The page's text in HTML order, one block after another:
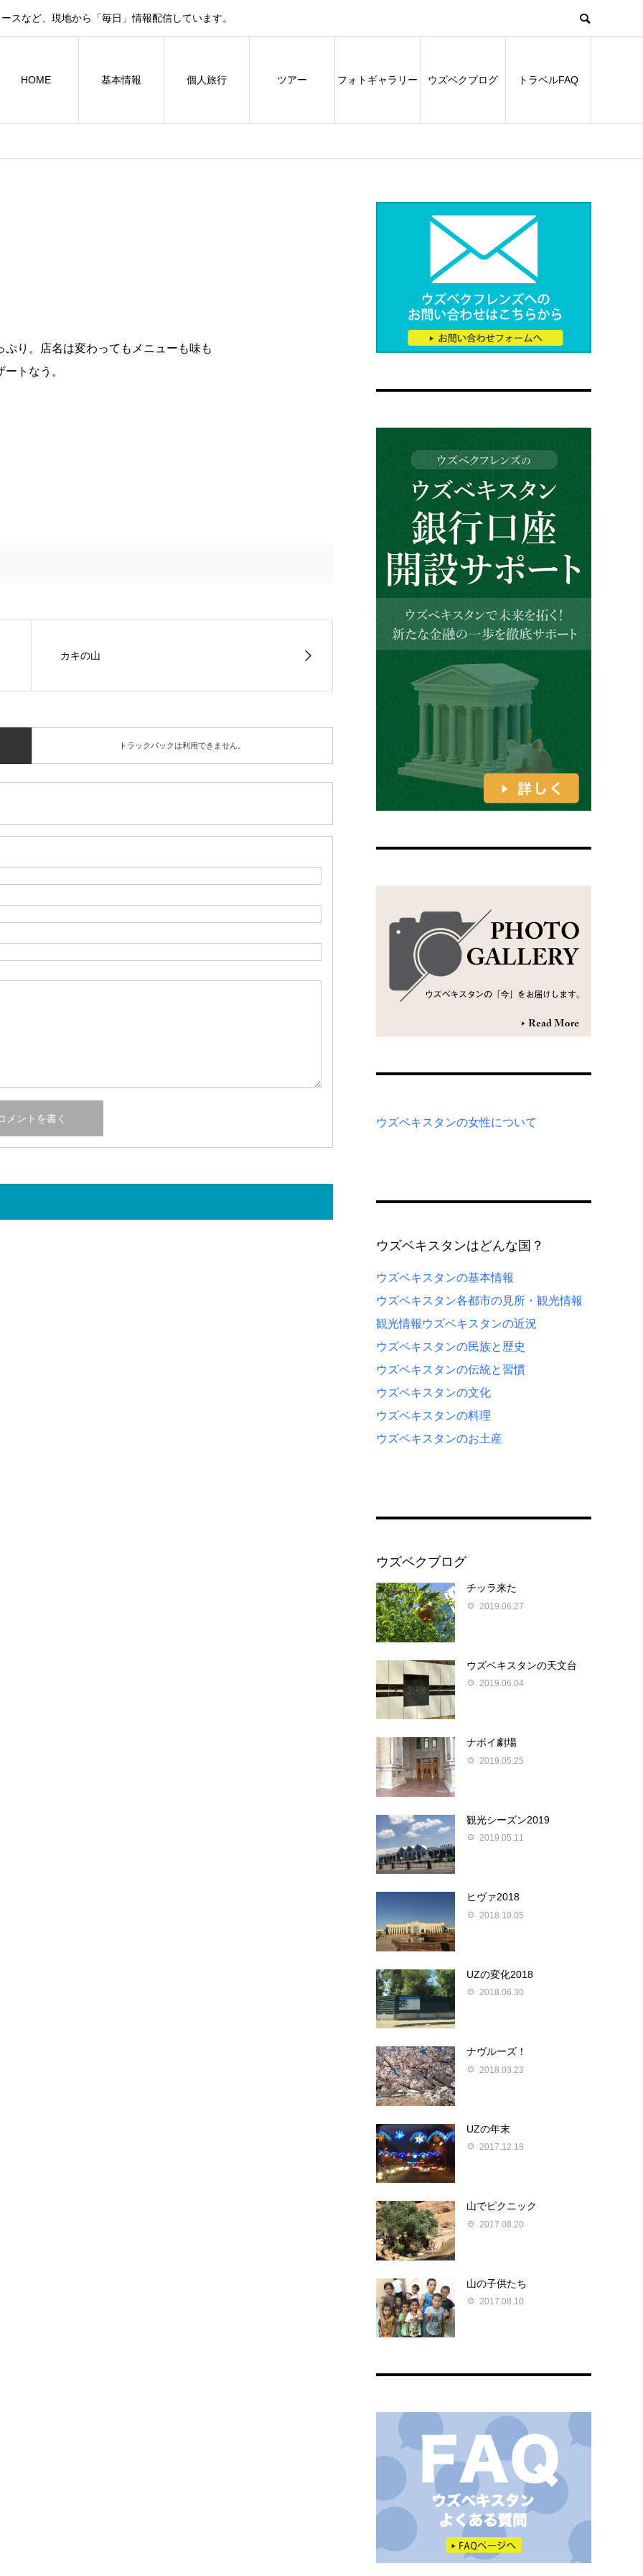
スなど、現地から「毎日」情報配信しています。
HOME 基本情報 個人旅行 ツアー フォトギャラリー ウズベクブログ トラベルFAQ
り。店名は変わってもメニューも味も
トなう。
カキの山
トラックバックは利用できません。
ウズベキスタンの女性について
ウズベキスタンはどんな国？
ウズベキスタンの基本情報
ウズベキスタン各都市の見所・観光情報
観光情報 ウズベキスタンの近況
ウズベキスタンの民族と歴史
ウズベキスタンの伝統と習慣
ウズベキスタンの文化
ウズベキスタンの料理
ウズベキスタンのお土産
ウズベクブログ
チッラ来た
2019.06.27
ウズベキスタンの天文台
2019.06.04
ナボイ劇場
2019.05.25
観光シーズン2019
2019.05.11
ヒヴァ2018
2018.10.05
UZの変化2018
2018.06.30
ナヴルーズ！
2018.03.23
UZの年末
2017.12.18
山でピクニック
2017.08.20
山の子供たち
2017.08.10